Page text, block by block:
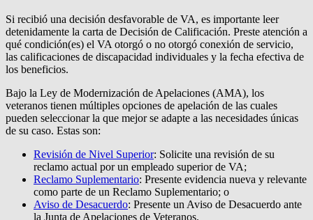
Si recibió una decisión desfavorable de VA, es importante leer
detenidamente la carta de Decisión de Calificación. Preste atención a
qué condición(es) el VA otorgó o no otorgó conexión de servicio,
las calificaciones de discapacidad individuales y la fecha efectiva de
los beneficios.
Bajo la Ley de Modernización de Apelaciones (AMA), los
veteranos tienen múltiples opciones de apelación de las cuales
pueden seleccionar la que mejor se adapte a las necesidades únicas
de su caso. Estas son:
Revisión de Nivel Superior: Solicite una revisión de su
reclamo actual por un empleado superior de VA;
Reclamo Suplementario: Presente evidencia nueva y relevante
como parte de un Reclamo Suplementario; o
Aviso de Desacuerdo: Presente un Aviso de Desacuerdo ante
la Junta de Apelaciones de Veteranos.